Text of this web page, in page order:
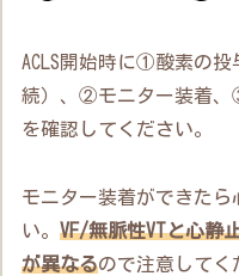
ACLS開始時に①酸素の投
続）、②モニター装着、
を確認してください。
モニター装着ができた
い。VF/無脈性VTと心静
が異なるので注意してく